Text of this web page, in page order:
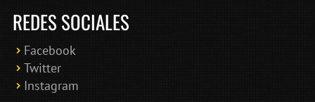
REDES SOCIALES
Facebook
Twitter
Instagram